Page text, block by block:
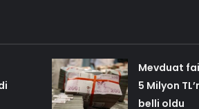
Mevduat
5 Milyon
belli oldu